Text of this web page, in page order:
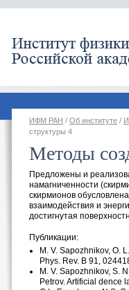
ИФМ РАН /Об институте /
структуры 4
Методы
Предложены и
намагниченности (
скирмионов
взаимодействия и
достигнутая
Публикации:
M. V. Sapozhnikov, O.
Phys. Rev. B 91,
M. V. Sapozhnikov, S.
Petrov. Artificial dence